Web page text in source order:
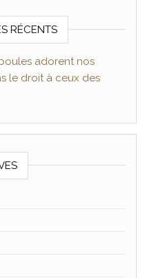
RÉCENTS
adorent nos
le droit à ceux des